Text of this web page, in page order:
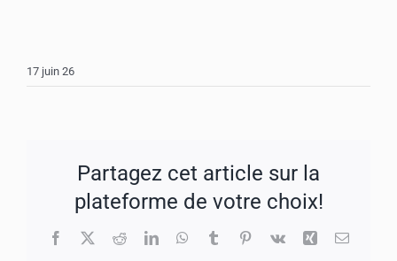
17 juin 26
Partagez cet article sur la
plateforme de votre choix!
Facebook
X RedditLinkedInWhatsApp
TumblrPinterest
Vk Xing Email